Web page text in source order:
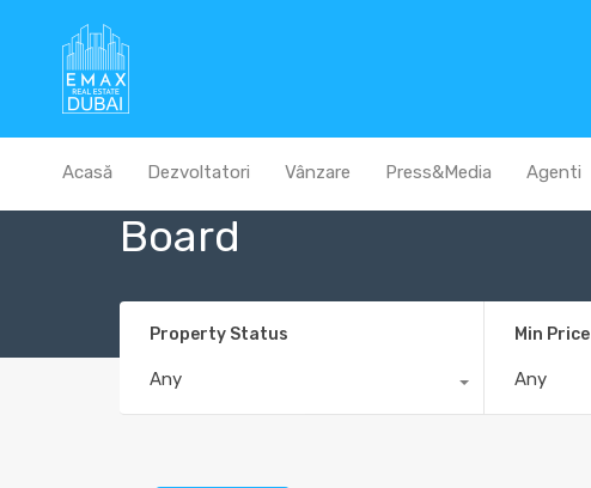
Acasă Dezvoltatori Vânzare Press&Media Agenti
Board
Property Status
Any
Min Price
Any